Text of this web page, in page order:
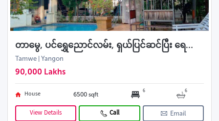
တာမွေ, ပင်ရွှေညောင်လမ်း, ရှယ်ပြင်ဆင်ပြီး ရေကူးကန်ပါ လုံးချင်းအရောင်း
Tamwe | Yangon
90,000 Lakhs
House 6500 sqft 6 6
View Details Call Email